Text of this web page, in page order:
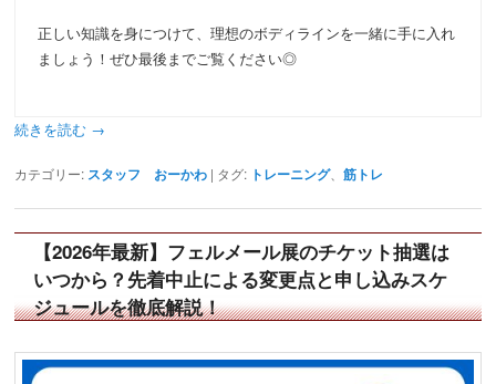
正しい知識を身につけて、理想のボディラインを一緒に手に入れ
ましょう！ぜひ最後までご覧ください◎
続きを読む →
カテゴリー: スタッフ おーかわ | タグ: トレーニング、筋トレ
【2026年最新】フェルメール展のチケット抽選は
いつから？先着中止による変更点と申し込みスケ
ジュールを徹底解説！